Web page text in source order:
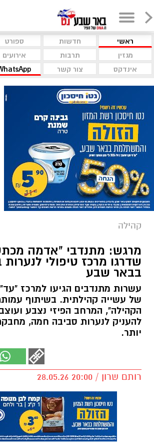
ראשי חדשות ספורט
מגזין
תרבות אירועים
אינדקס
צור קשר
קהילה
מרגש: מתנדבי "אדמה
שדרגו מרכז טיפולי לנערות
בבאר שבע
עשרות מתנדבים הגיעו למרכז
של עשייה קהילתית. בשיתוף
הקהילה", המרחב הפיזי נצבע
להעניק לנערות סביבה חמה,
יותר.
רותם שרון / 20:00 28.05.26